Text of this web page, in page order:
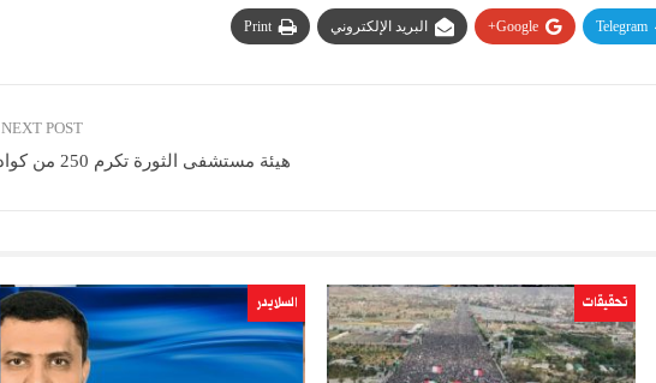
Telegram
Google+ البريد الإلكتروني Print
NEXT POST
هيئة مستشفى الثورة تكرم 250 من كوادرها
تحقيقات السلايدر